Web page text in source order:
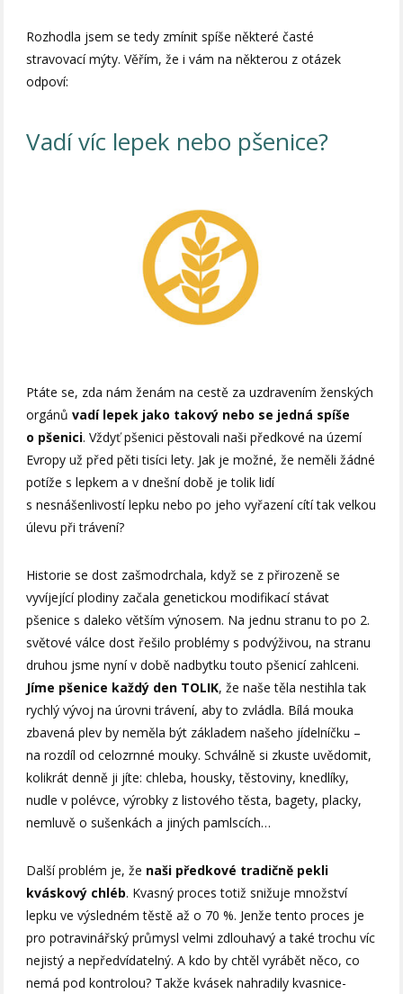
Rozhodla jsem se tedy zmínit spíše některé časté
stravovací mýty. Věřím, že i vám na některou z otázek
odpoví:
Vadí víc lepek nebo pšenice?
Ptáte se, zda nám ženám na cestě za uzdravením ženských
orgánůvadí lepek jako takový nebo se jedná spíše
o pšenici. Vždyť pšenici pěstovali naši předkové na území
Evropy už před pěti tisíci lety. Jak je možné, že neměli žádné
potíže s lepkem a v dnešní době je tolik lidí
s nesnášenlivostí lepku nebo po jeho vyřazení cítí tak velkou
úlevu při trávení?
Historie se dost zašmodrchala, když se z přirozeně se
vyvíjející plodiny začala genetickou modifikací stávat
pšenice s daleko větším výnosem. Na jednu stranu to po 2.
světové válce dost řešilo problémy s podvýživou, na stranu
druhou jsme nyní v době nadbytku touto pšenicí zahlceni.
Jíme pšenice každý den TOLIK, že naše těla nestihla tak
rychlý vývoj na úrovni trávení, aby to zvládla. Bílá mouka
zbavená plev by neměla být základem našeho jídelníčku –
na rozdíl od celozrnné mouky. Schválně si zkuste uvědomit,
kolikrát denně ji jíte: chleba, housky, těstoviny, knedlíky,
nudle v polévce, výrobky z listového těsta, bagety, placky,
nemluvě o sušenkách a jiných pamlscích…
Další problém je, že naši předkové tradičně pekli
kváskový chléb. Kvasný proces totiž snižuje množství
lepku ve výsledném těstě až o 70 %. Jenže tento proces je
pro potravinářský průmysl velmi zdlouhavý a také trochu víc
nejistý a nepředvídatelný. A kdo by chtěl vyrábět něco, co
nemá pod kontrolou? Takže kvásek nahradily kvasnice-